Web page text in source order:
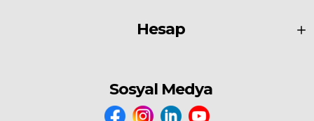
Hesap
Sosyal Medya